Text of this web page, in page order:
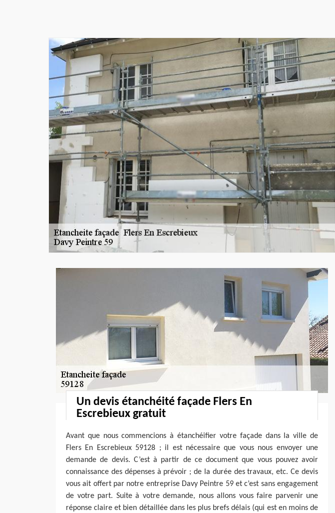
Un devis étanchéité façade Flers En
Escrebieux gratuit
Avant que nous commencions à étanchéifier votre façade dans la ville de
Flers En Escrebieux 59128 ; il est nécessaire que vous nous envoyer une
demande de devis. C’est à partir de ce document que vous pouvez avoir
connaissance des dépenses à prévoir ; de la durée des travaux, etc. Ce devis
vous ait offert par notre entreprise Davy Peintre 59 et c’est sans engagement
de votre part. Suite à votre demande, nous allons vous faire parvenir une
réponse claire et bien détaillée dans les plus brefs délais (qui est en moins de